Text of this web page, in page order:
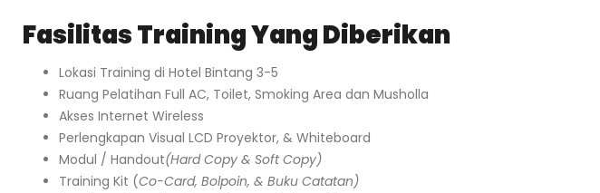
Fasilitas Training Yang Diberikan
Lokasi Training di Hotel Bintang 3-5
Ruang Pelatihan Full AC, Toilet, Smoking Area dan Musholla
Akses Internet Wireless
Perlengkapan Visual LCD Proyektor, & Whiteboard
Modul / Handout(Hard Copy & Soft Copy)
Training Kit (Co-Card, Bolpoin, & Buku Catatan)